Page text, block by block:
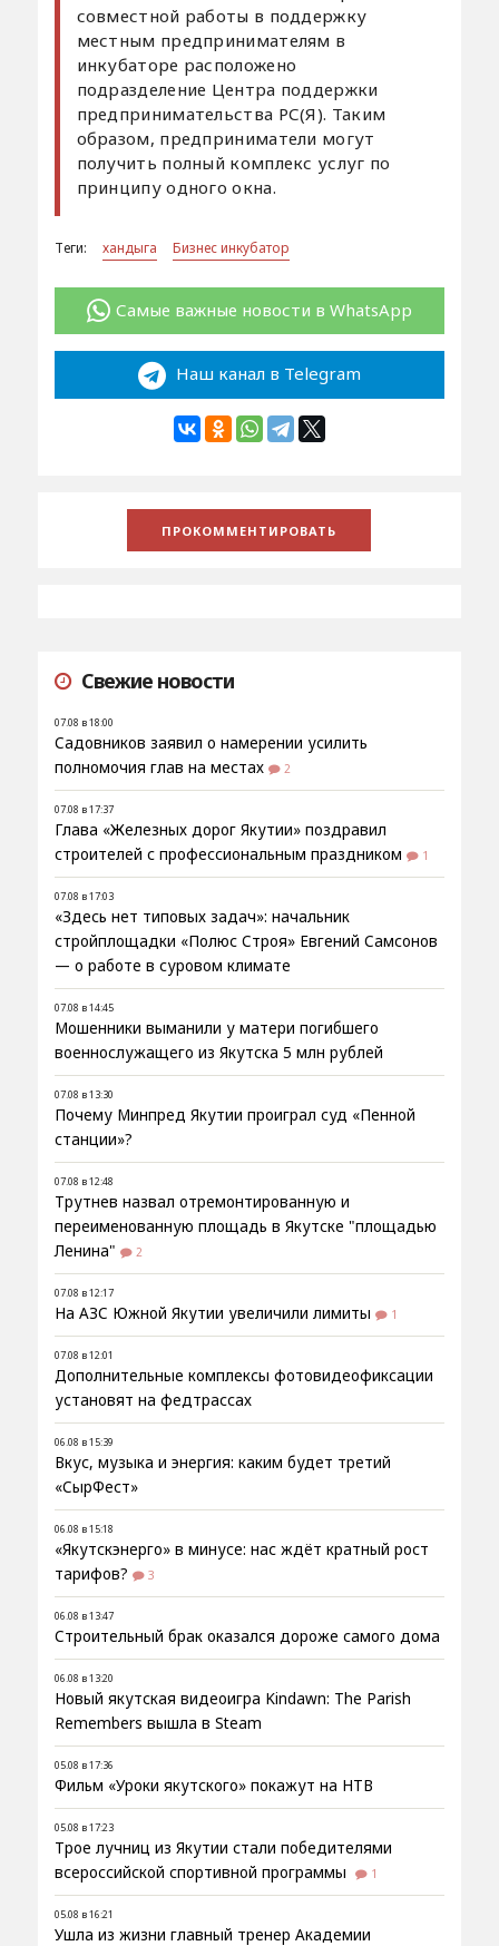
совместной работы в поддержку
местным предпринимателям в
инкубаторе расположено
подразделение Центра поддержки
предпринимательства РС(Я). Таким
образом, предприниматели могут
получить полный комплекс услуг по
принципу одного окна.
Теги: хандыга Бизнес инкубатор
Самые важные новости в WhatsApp
Наш канал в Telegram
Свежие новости
07.08 в 18:00
Садовников заявил о намерении усилить
полномочия глав на местах
2
07.08 в 17:37
Глава «Железных дорог Якутии» поздравил
строителей с профессиональным праздником
1
07.08 в 17:03
«Здесь нет типовых задач»: начальник
стройплощадки «Полюс Строя» Евгений Самсонов
— о работе в суровом климате
07.08 в 14:45
Мошенники выманили у матери погибшего
военнослужащего из Якутска 5 млн рублей
07.08 в 13:30
Почему Минпред Якутии проиграл суд «Пенной
станции»?
07.08 в 12:48
Трутнев назвал отремонтированную и
переименованную площадь в Якутске "площадью
Ленина"
2
07.08 в 12:17
На АЗС Южной Якутии увеличили лимиты 1
07.08 в 12:01
Дополнительные комплексы фотовидеофиксации
установят на федтрассах
06.08 в 15:39
Вкус, музыка и энергия: каким будет третий
«СырФест»
06.08 в 15:18
«Якутскэнерго» в минусе: нас ждёт кратный рост
тарифов?
3
06.08 в 13:47
Строительный брак оказался дороже самого дома
06.08 в 13:20
Новый якутская видеоигра Kindawn: The Parish
Remembers вышла в Steam
05.08 в 17:36
Фильм «Уроки якутского» покажут на НТВ
05.08 в 17:23
Трое лучниц из Якутии стали победителями
всероссийской спортивной программы
1
05.08 в 16:21
Ушла из жизни главный тренер Академии